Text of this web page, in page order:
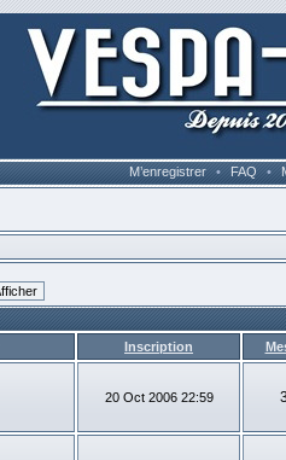
M’enregistrer • FAQ •
Inscription
20 Oct 2006 22:59